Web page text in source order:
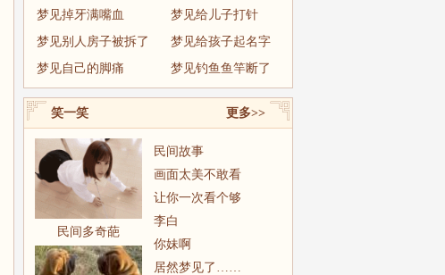
梦见掉牙满嘴血
梦见给儿子打针
梦见别人房子被拆了
梦见给孩子起名字
梦见自己的脚痛
梦见钓鱼鱼竿断了
更多>>
笑一笑
民间多奇葩
民间故事
画面太美不敢看
让你一次看个够
李白
你妹啊
居然梦见了……